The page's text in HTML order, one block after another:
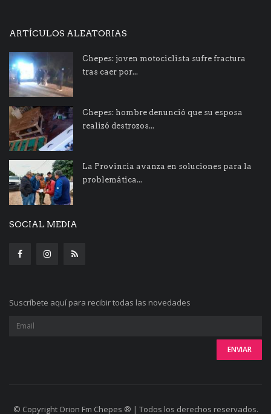
ARTÍCULOS ALEATORIAS
Chepes: joven motociclista sufre fractura
tras caer por...
Chepes: hombre denunció que su esposa
realizó destrozos...
La Provincia avanza en soluciones para la
problemática...
SOCIAL MEDIA
Suscríbete aquí para recibir todas las novedades
© Copyright Orion Fm Chepes ® | Todos los derechos reservados.